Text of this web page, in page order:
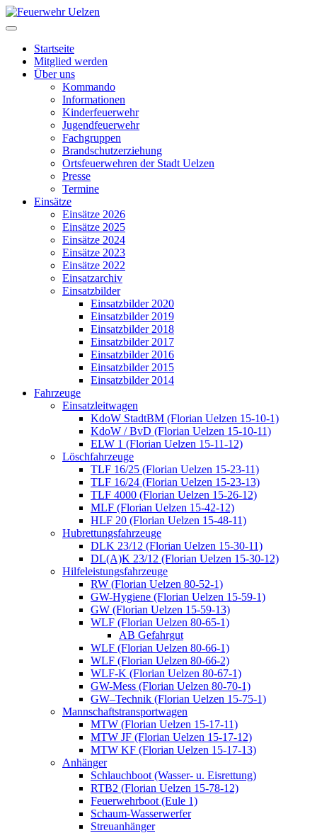
Startseite
Mitglied werden
Über uns
Kommando
Informationen
Kinderfeuerwehr
Jugendfeuerwehr
Fachgruppen
Brandschutzerziehung
Ortsfeuerwehren der Stadt Uelzen
Presse
Termine
Einsätze
Einsätze 2026
Einsätze 2025
Einsätze 2024
Einsätze 2023
Einsätze 2022
Einsatzarchiv
Einsatzbilder
Einsatzbilder 2020
Einsatzbilder 2019
Einsatzbilder 2018
Einsatzbilder 2017
Einsatzbilder 2016
Einsatzbilder 2015
Einsatzbilder 2014
Fahrzeuge
Einsatzleitwagen
KdoW StadtBM (Florian Uelzen 15-10-1)
KdoW / BvD (Florian Uelzen 15-10-11)
ELW 1 (Florian Uelzen 15-11-12)
Löschfahrzeuge
TLF 16/25 (Florian Uelzen 15-23-11)
TLF 16/24 (Florian Uelzen 15-23-13)
TLF 4000 (Florian Uelzen 15-26-12)
MLF (Florian Uelzen 15-42-12)
HLF 20 (Florian Uelzen 15-48-11)
Hubrettungsfahrzeuge
DLK 23/12 (Florian Uelzen 15-30-11)
DL(A)K 23/12 (Florian Uelzen 15-30-12)
Hilfeleistungsfahrzeuge
RW (Florian Uelzen 80-52-1)
GW-Hygiene (Florian Uelzen 15-59-1)
GW (Florian Uelzen 15-59-13)
WLF (Florian Uelzen 80-65-1)
AB Gefahrgut
WLF (Florian Uelzen 80-66-1)
WLF (Florian Uelzen 80-66-2)
WLF-K (Florian Uelzen 80-67-1)
GW-Mess (Florian Uelzen 80-70-1)
GW–Technik (Florian Uelzen 15-75-1)
Mannschaftstransportwagen
MTW (Florian Uelzen 15-17-11)
MTW JF (Florian Uelzen 15-17-12)
MTW KF (Florian Uelzen 15-17-13)
Anhänger
Schlauchboot (Wasser- u. Eisrettung)
RTB2 (Florian Uelzen 15-78-12)
Feuerwehrboot (Eule 1)
Schaum-Wasserwerfer
Streuanhänger